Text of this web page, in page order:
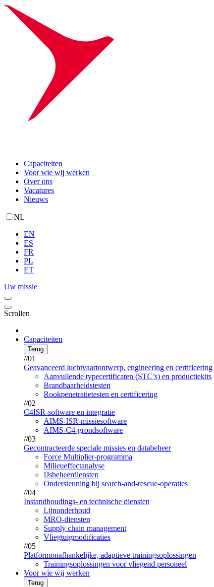
Capaciteiten
Voor wie wij werken
Over ons
Vacatures
Nieuws
NL
EN
ES
FR
PL
ET
Uw missie
Scrollen
Capaciteiten
Terug
//01
Geavanceerd luchtvaartontwerp, engineering en certificering
Aanvullende typecertificaten (STC’s) en productiekits
Brandbaarheidstesten
Rookpenetratietesten en certificering
//02
C4ISR-software en integratie
AIMS-ISR-missiesoftware
AIMS-C4-grondsoftware
//03
Gecontracteerde speciale missies en databeheer
Force Multiplier-programma
Milieueffectanalyse
IJsbeheerdiensten
Ondersteuning bij search-and-rescue-operaties
//04
Instandhoudings- en technische diensten
Lijnonderhoud
MRO-diensten
Supply chain management
Vliegtuigmodificaties
//05
Platformonafhankelijke, adaptieve trainingsoplossingen
Trainingsoplossingen voor vliegend personeel
Voor wie wij werken
Terug